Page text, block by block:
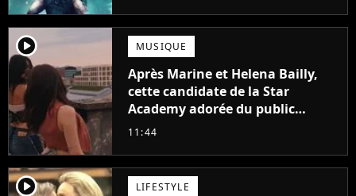
player2 MUSIQUE
Après Marine et Helena Bailly,
cette candidate de la Star
Academy adorée du public
annonce son premier album,
11:44
player2 LIFESTYLE